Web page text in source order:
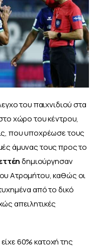
του παιχνιδιού στα
χώρο του κέντρου,
που υποχρέωσε τους
άμυνας τους προς το
δημιούργησαν
Ατρομήτου, καθώς οι
από το δικό
απειλητικές
60% κατοχή της